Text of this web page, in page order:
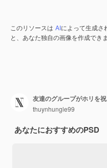
このリソースは AIによって生成さ
と、あなた独自の画像を作成できま
thuynhungle99
あなたにおすすめのPSD